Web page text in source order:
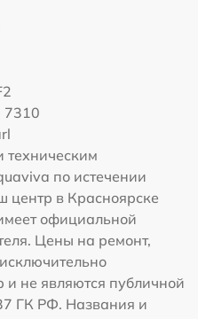
7310
по истечении
центр в Красноярске
официальной
Цены на ремонт,
и не являются публичной
ГК РФ. Названия и